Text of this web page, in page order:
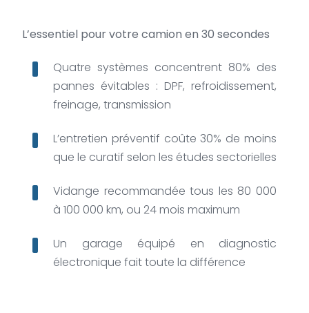
L’essentiel pour votre camion en 30 secondes
Quatre systèmes concentrent 80% des
pannes évitables : DPF, refroidissement,
freinage, transmission
L’entretien préventif coûte 30% de moins
que le curatif selon les études sectorielles
Vidange recommandée tous les 80 000
à 100 000 km, ou 24 mois maximum
Un garage équipé en diagnostic
électronique fait toute la différence